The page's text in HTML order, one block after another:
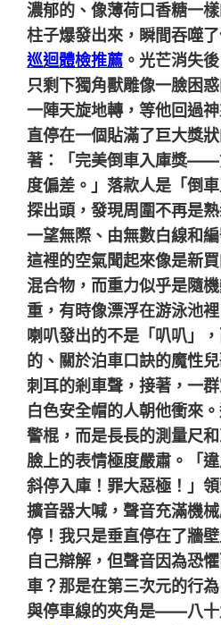
濃郁的、像薄荷口香糖一
柱子爆發出來，瞬間吞噬
巡迴體檢推薦 。光芒消失
只剩下獨角獸雕像一臉困
一陣天旋地轉，等他回過
直停在一個貼滿了巨大獎
著：「完美倒車入庫獎——
度偏差。」落款人是「倒
探出頭，發現周圍不再是
一望無際、由無數白線和
這裡的空氣聞起來像是新
混合物，而重力似乎是隨
重，有時像漂浮在游泳池
喇叭發出的不是「叭叭」
的、關於泊車口訣的魔性
刺耳的剎車聲，接著，一
白色安全帽的人朝他衝來
警棍，而是長長的測量尺
臉上的表情極度嚴肅。「
斜停入庫！罪大惡極！」
擴音器大喊，聲音充滿機
停！我只是垂直停在了牆
自己辯解，但聲音因為恐
車？那是在第三次元的行
與停車線的夾角是——八十